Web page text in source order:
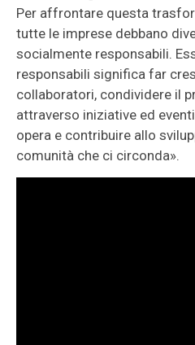
Per affrontare questa
tutte le imprese debbano
socialmente responsabili.
responsabili significa far
collaboratori, condividere il
attraverso iniziative ed
opera e contribuire allo
comunità che ci circonda».